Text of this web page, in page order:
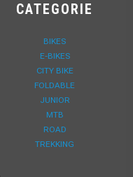
CATEGORIE
BIKES
E-BIKES
CITY BIKE
FOLDABLE
JUNIOR
MTB
ROAD
TREKKING